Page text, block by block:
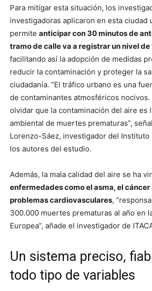
Para mitigar esta situación, los
investigadoras aplicaron en esta ciudad
permite anticipar con 30 minutos de
tramo de calle va a registrar un nivel
facilitando así la adopción de medidas
reducir la contaminación y proteger la
ciudadanía. “El tráfico urbano es una
de contaminantes atmosféricos nocivos.
olvidar que la contaminación del aire es
ambiental de muertes prematuras”,
Lorenzo-Sáez, investigador del Instituto
los autores del estudio.
Además, la mala calidad del aire se ha
enfermedades como el asma, el cáncer
problemas cardiovasculares,
300.000 muertes prematuras al año en
Europea”, añade el investigador de
Un sistema preciso,
todo tipo de variables